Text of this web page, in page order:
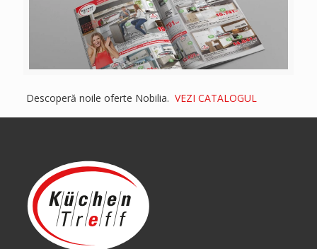
Descoperă noile oferte Nobilia. VEZI CATALOGUL